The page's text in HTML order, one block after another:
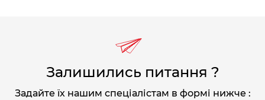
Залишились питання ?
Задайте їх нашим спеціалістам в формі нижче :